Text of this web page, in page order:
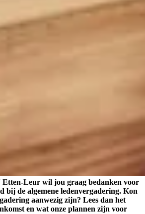
Leur wil jou graag bedanken voor
bij de algemene ledenvergadering. Kon
aanwezig zijn? Lees dan het
en wat onze plannen zijn voor